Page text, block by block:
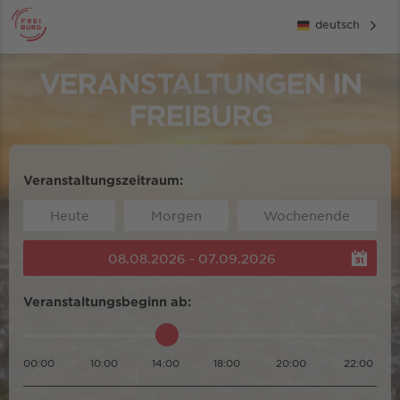
deutsch
VERANSTALTUNGEN IN
FREIBURG
Veranstaltungszeitraum:
Heute Morgen Wochenende
08.08.2026 - 07.09.2026
Veranstaltungsbeginn ab:
00:00 10:00 14:00 18:00 20:00 22:00